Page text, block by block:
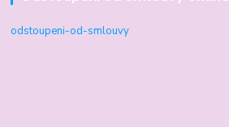
odstoupeni-od-smlouvy